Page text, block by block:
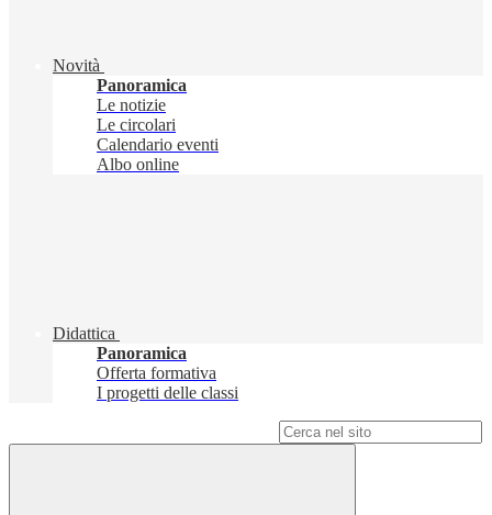
Novità
Panoramica
Le notizie
Le circolari
Calendario eventi
Albo online
Didattica
Panoramica
Offerta formativa
I progetti delle classi